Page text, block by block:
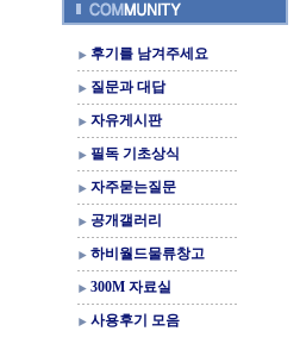
후기를 남겨주세요
질문과 대답
자유게시판
필독 기초상식
자주묻는질문
공개갤러리
하비월드물류창고
300M 자료실
사용후기 모음